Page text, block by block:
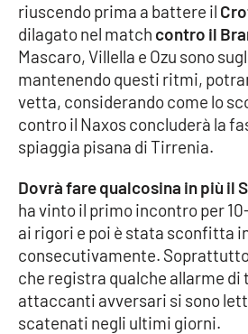
Sport
RUBRICHE
Good Morning Vietnam
Parchi Marini Calabria
Leggendo Alvaro insieme
Imprese Di Calabria
Le perfidie di Antonella Grippo
riuscendo prima a battere il
dilagato nel match contro il
Mascaro, Villella e Ozu sono
mantenendo questi ritmi,
vetta, considerando come lo
contro il Naxos concluderà la
spiaggia pisana di Tirrenia.
Dovrà fare qualcosina in più il
ha vinto il primo incontro per
ai rigori e poi è stata sconfitta
consecutivamente.
che registra qualche allarme di
attaccanti avversari si sono
scatenati negli ultimi giorni.